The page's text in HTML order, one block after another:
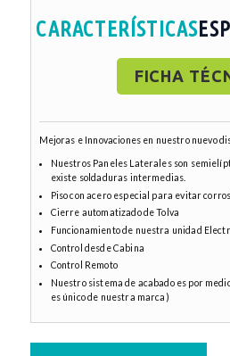
CARACTERÍSTICAS
FICHA
Mejoras e Innovaciones en nuestro nuevo
Nuestros Paneles Laterales son
existe soldaduras intermedias.
Piso con acero especial para evitar
Cierre automatizado de Tolva
Funcionamiento de nuestra unidad
Control desde Cabina
Control Remoto
Nuestro sistema de acabado es por
es único de nuestra marca)